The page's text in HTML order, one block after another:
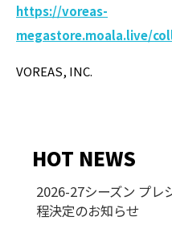
https://voreas-
megastore.moala.live/
VOREAS, INC.
HOT NEWS
2026-27シーズン プレ
程決定のお知らせ